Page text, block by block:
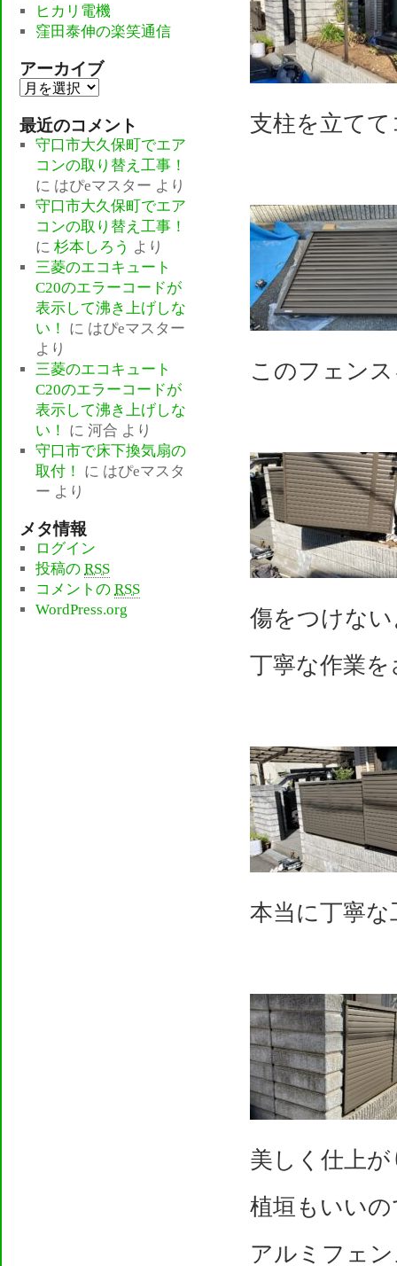
支柱を立て
このフェン
傷をつけな
丁寧な作業
本当に丁寧
美しく仕上
植垣もいい
アルミフェ
ヒカリ電機
窪田泰伸の楽笑通信
アーカイブ
ア
カ
イ
最近のコメント
守口市大久保町でエア
コンの取り替え工事！
に はぴeマスター より
守口市大久保町でエア
コンの取り替え工事！
に杉本しろう より
三菱のエコキュート
C20のエラーコードが
表示して沸き上げしな
い！
に はぴeマスター
より
三菱のエコキュート
C20のエラーコードが
表示して沸き上げしな
い！
に河合 より
守口市で床下換気扇の
取付！
に はぴeマスタ
ー より
メタ情報
ログイン
投稿のRSS
コメントのRSS
WordPress.org